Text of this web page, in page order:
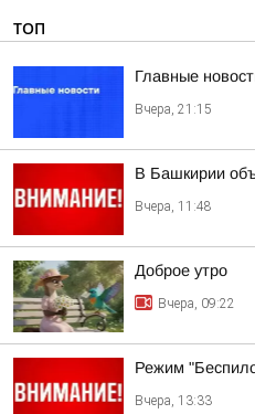
ТОП
Главные
Вчера, 21:15
В Башкирии
Вчера, 11:48
Доброе утро
Вчера, 09:22
Режим
Вчера, 13:33